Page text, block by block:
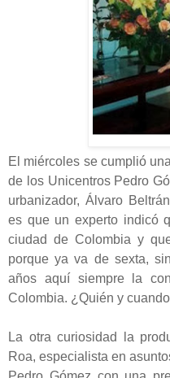
El miércoles se cumplió
de los Unicentros Pedro
urbanizador, Álvaro
es que un experto indicó
ciudad de Colombia y
porque ya va de sexta,
años aquí siempre la
Colombia. ¿Quién y
La otra curiosidad la
Roa, especialista en